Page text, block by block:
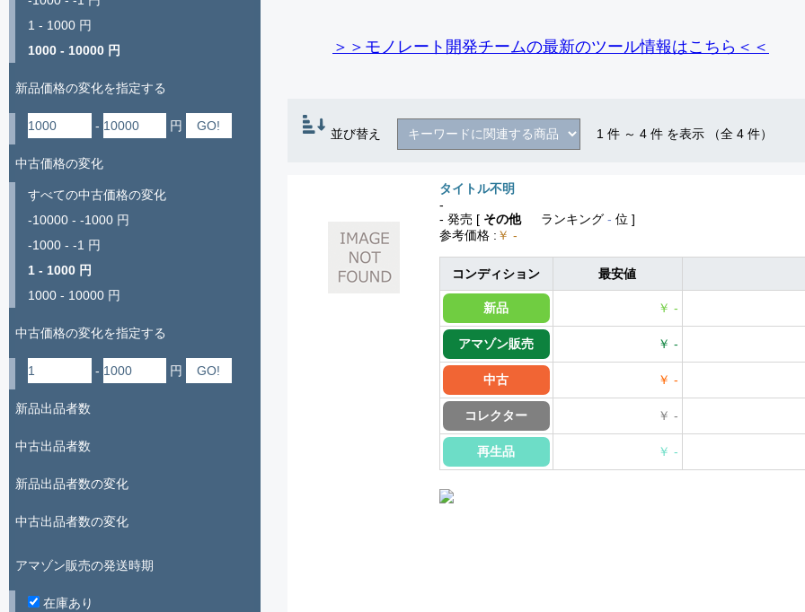
＞＞モノレート開発チームの最新のツール情報はこちら＜＜
並び替え 1 件 ～ 4 件 を表示 （全 4 件）
タイトル不明
-
- 発売 [ その他 ランキング - 位 ]
参考価格 : ￥ -
コンディション 最安値
新品 ￥ -
アマゾン販売 ￥ -
中古 ￥ -
コレクター ￥ -
再生品 ￥ -
1 - 1000 円
1000 - 10000 円
新品価格の変化を指定する
- 円
中古価格の変化
すべての中古価格の変化
-10000 - -1000 円
-1000 - -1 円
1 - 1000 円
1000 - 10000 円
中古価格の変化を指定する
- 円
新品出品者数
中古出品者数
新品出品者数の変化
中古出品者数の変化
アマゾン販売の発送時期
在庫あり